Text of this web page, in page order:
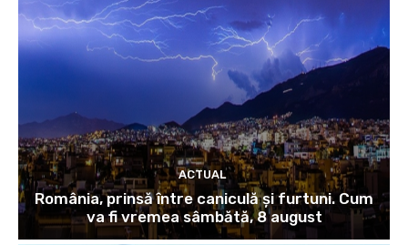
ACTUAL
România, prinsă între caniculă și furtuni. Cum
va fi vremea sâmbătă, 8 august